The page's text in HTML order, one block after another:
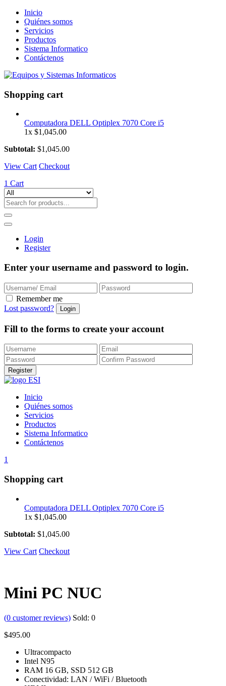
Inicio
Quiénes somos
Servicios
Productos
Sistema Informatico
Contáctenos
Shopping cart
Computadora DELL Optiplex 7070 Core i5
1x $1,045.00
Subtotal: $1,045.00
View Cart Checkout
1 Cart
Login
Register
Enter your username and password to login.
Remember me
Lost password?
Fill to the forms to create your account
Inicio
Quiénes somos
Servicios
Productos
Sistema Informatico
Contáctenos
1
Shopping cart
Computadora DELL Optiplex 7070 Core i5
1x $1,045.00
Subtotal: $1,045.00
View Cart Checkout
Mini PC NUC
(0 customer reviews) Sold: 0
$495.00
Ultracompacto
Intel N95
RAM 16 GB, SSD 512 GB
Conectividad: LAN / WiFi / Bluetooth